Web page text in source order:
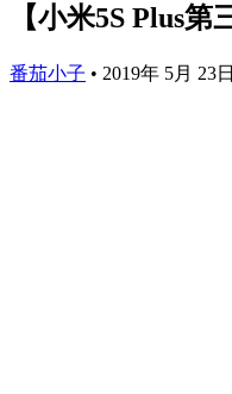
【小米5S Plus
番茄小子 • 2019年 5月 23